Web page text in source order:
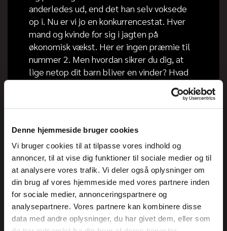
Denne hjemmeside bruger cookies
Vi bruger cookies til at tilpasse vores indhold og
annoncer, til at vise dig funktioner til sociale medier og til
at analysere vores trafik. Vi deler også oplysninger om
din brug af vores hjemmeside med vores partnere inden
for sociale medier, annonceringspartnere og
analysepartnere. Vores partnere kan kombinere disse
data med andre oplysninger, du har givet dem, eller som
anderledes ud, end det han selv voksede
op i. Nu er vi jo en konkurrencestat. Hver
mand og kvinde for sig i jagten på
økonomisk vækst. Her er ingen præmie til
nummer 2. Men hvordan sikrer du dig, at
lige netop dit barn bliver en vinder? Hvad
skal du fokusere på for at skabe en lille
hensynsløs egoist, der giver de andre små
konkurrenceborgere baghjul?
Det, og meget mere, får du svaret på i
showet ”VÆKST!”,
Dette er vaskeægte samfundssatire, når
det er bedst. Betragtninger om at være
skattepigtig borger og hårdtarbejdende
familiefar og i en tid, hvor vi løber så hurtigt
vi kan, og alligevel får at vide, vi skal løbe